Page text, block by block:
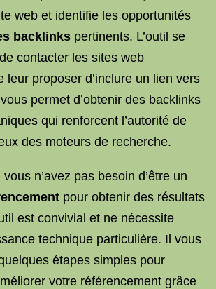
web et identifie les opportunités
backlinks pertinents. L’outil se
contacter les sites web
leur proposer d’inclure un lien vers
permet d’obtenir des backlinks
qui renforcent l’autorité de
des moteurs de recherche.
n’avez pas besoin d’être un
pour obtenir des résultats
est convivial et ne nécessite
technique particulière. Il vous
étapes simples pour
votre référencement grâce